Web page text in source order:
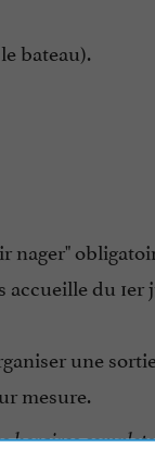
bateau).
nager"
du 1er
une
mesure.
horaires